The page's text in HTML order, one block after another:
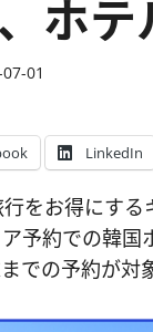
ホ
01
LinkedIn
をお得にす
予約での韓
での予約が対